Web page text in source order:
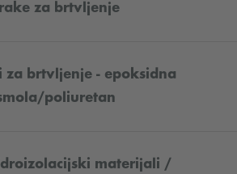
za brtvljenje
za brtvljenje - epoksidna
poliuretan
materijali /